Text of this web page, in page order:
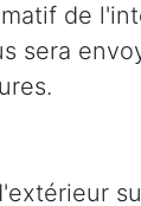
de
sera